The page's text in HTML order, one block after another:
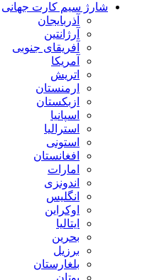
شارژ سیم کارت جهانی
آذربایجان
آرژانتین
آفریقای جنوبی
آمریکا
اتریش
ارمنستان
ازبکستان
اسپانیا
استرالیا
استونی
افغانستان
امارات
اندونزی
انگلیس
اوکراین
ایتالیا
بحرین
برزیل
بلغارستان